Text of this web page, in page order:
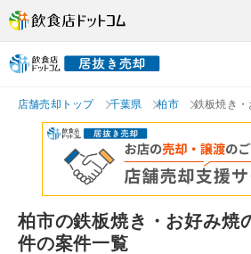
店舗売却トップ 千葉県 柏市 鉄板焼き
柏市の鉄板焼き・お好み焼
件の案件一覧